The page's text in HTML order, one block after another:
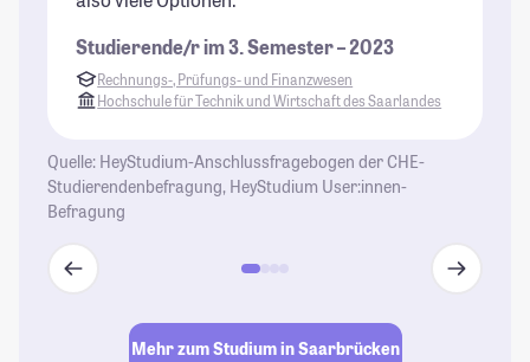
Studierende/r im 3. Semester – 2023
Rechnungs-, Prüfungs- und Finanzwesen
Hochschule für Technik und Wirtschaft des Saarlandes
Quelle: HeyStudium-Anschlussfragebogen der CHE-
Studierendenbefragung, HeyStudium User:innen-
Befragung
Mehr zum Studium in Saarbrücken